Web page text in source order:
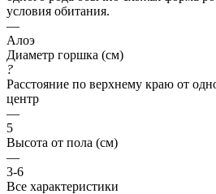
условия обитания.
—
Алоэ
Диаметр горшка (см)
?
Расстояние по верхнему краю от
центр
—
5
Высота от пола (см)
—
3-6
Все характеристики